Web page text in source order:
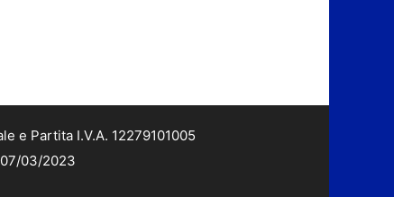
e Partita I.V.A. 12279101005
03/2023